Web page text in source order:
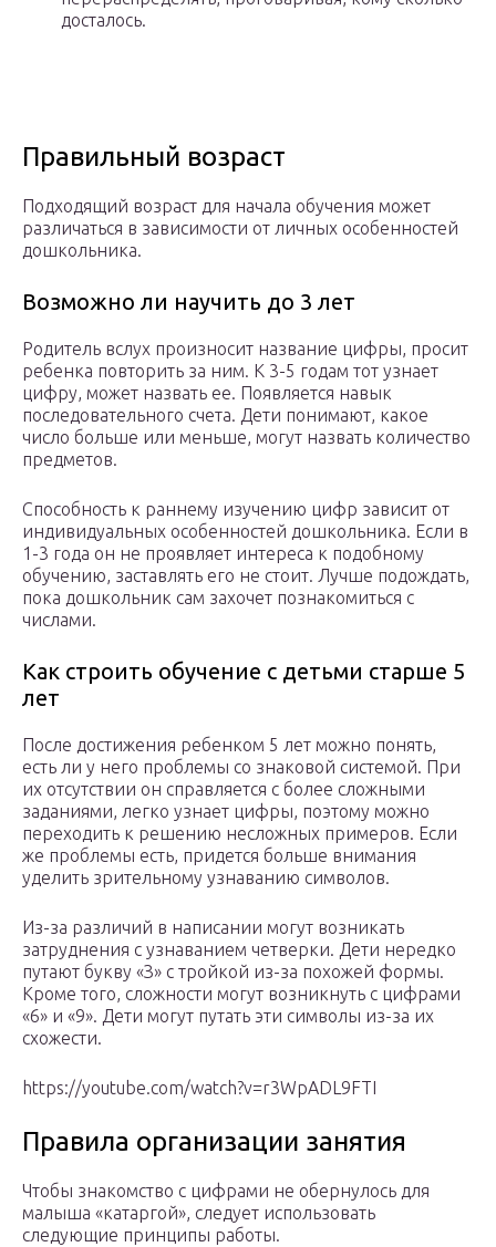
досталось.
Правильный возраст
Подходящий возраст для начала обучения может
различаться в зависимости от личных особенностей
дошкольника.
Возможно ли научить до 3 лет
Родитель вслух произносит название цифры, просит
ребенка повторить за ним. К 3-5 годам тот узнает
цифру, может назвать ее. Появляется навык
последовательного счета. Дети понимают, какое
число больше или меньше, могут назвать количество
предметов.
Способность к раннему изучению цифр зависит от
индивидуальных особенностей дошкольника. Если в
1-3 года он не проявляет интереса к подобному
обучению, заставлять его не стоит. Лучше подождать,
пока дошкольник сам захочет познакомиться с
числами.
Как строить обучение с детьми старше 5
лет
После достижения ребенком 5 лет можно понять,
есть ли у него проблемы со знаковой системой. При
их отсутствии он справляется с более сложными
заданиями, легко узнает цифры, поэтому можно
переходить к решению несложных примеров. Если
же проблемы есть, придется больше внимания
уделить зрительному узнаванию символов.
Из-за различий в написании могут возникать
затруднения с узнаванием четверки. Дети нередко
путают букву «З» с тройкой из-за похожей формы.
Кроме того, сложности могут возникнуть с цифрами
«6» и «9». Дети могут путать эти символы из-за их
схожести.
https://youtube.com/watch?v=r3WpADL9FTI
Правила организации занятия
Чтобы знакомство с цифрами не обернулось для
малыша «катаргой», следует использовать
следующие принципы работы.